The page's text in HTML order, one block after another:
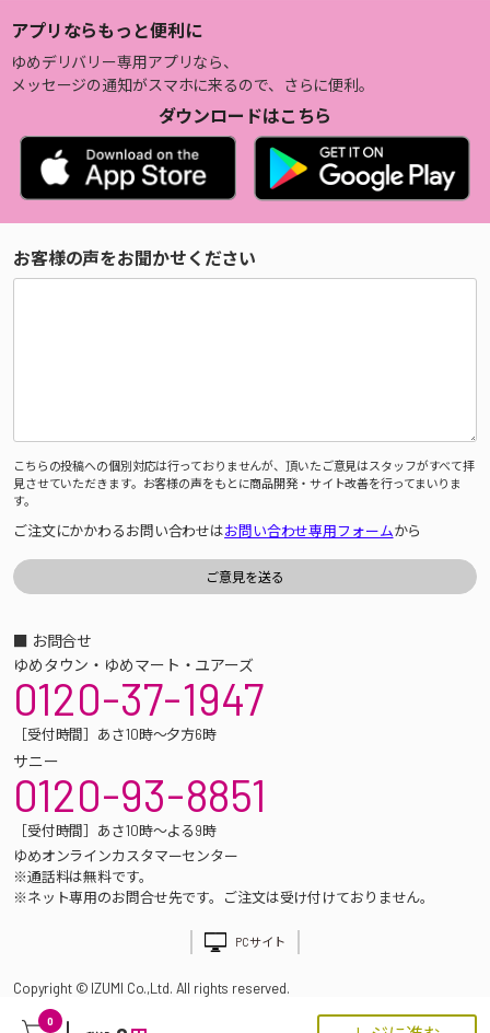
0
アプリならもっと便利に
ゆめデリバリー専用アプリなら、
メッセージの通知がスマホに来るので、さらに便利。
ダウンロードはこちら
お客様の声をお聞かせください
こちらの投稿への個別対応は行っておりませんが、頂いたご意見はスタッフがすべて拝
見させていただきます。お客様の声をもとに商品開発・サイト改善を行ってまいりま
す。
ご注文にかかわるお問い合わせはお問い合わせ専用フォームから
■ お問合せ
ゆめタウン・ゆめマート・ユアーズ
0120-37-1947
［受付時間］あさ10時～夕方6時
サニー
0120-93-8851
［受付時間］あさ10時～よる9時
ゆめオンラインカスタマーセンター
※通話料は無料です。
※ネット専用のお問合せ先です。ご注文は受け付けておりません。
PCサイト
Copyright © IZUMI Co.,Ltd. All rights reserved.